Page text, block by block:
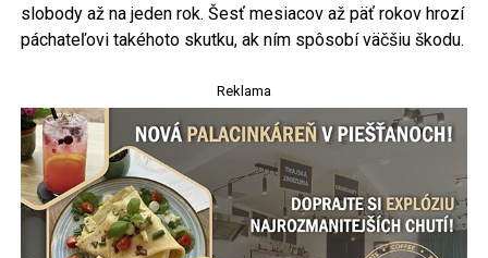
slobody až na jeden rok. Šesť mesiacov až päť rokov hrozí
páchateľovi takéhoto skutku, ak ním spôsobí väčšiu škodu.
Reklama